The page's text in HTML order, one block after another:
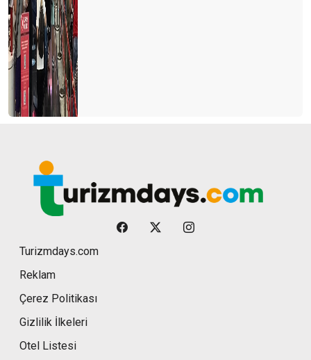
Turizmdays.com
Reklam
Çerez Politikası
Gizlilik İlkeleri
Otel Listesi